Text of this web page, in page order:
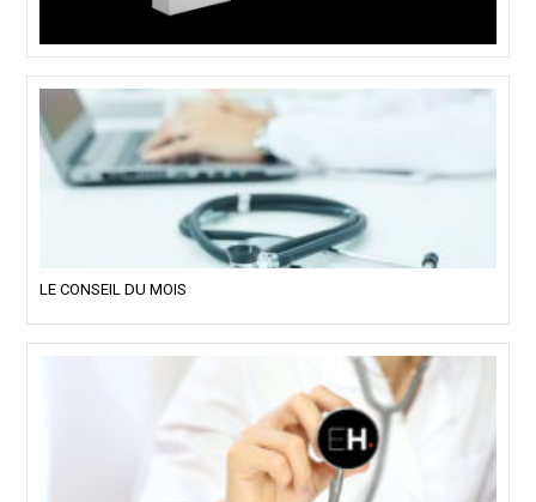
LE CONSEIL DU MOIS